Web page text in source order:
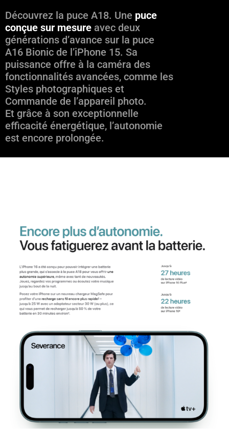
Découvrez la puce A18. Une puce
conçue sur mesure avec deux
générations d’avance sur la puce
A16 Bionic de l’iPhone 15. Sa
puissance offre à la caméra des
fonctionnalités avancées, comme les
Styles photographiques et
Commande de l’appareil photo.
Et grâce à son exceptionnelle
efficacité énergétique, l’autonomie
est encore prolongée.